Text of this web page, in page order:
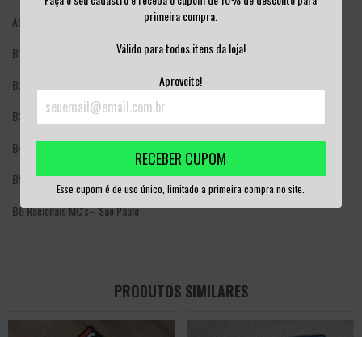
primeira compra.
Válido para todos itens da loja!
Aproveite!
RECEBER CUPOM
Esse cupom é de uso único, limitado a primeira compra no site.
A5
O Trem (Versão Alternativa)
B1
Eu Pixava Sim
B2
Tejo Damasceno* Ft Rica Amabis–Belas Artes
B3
Funcao Rhk–Silêncio da Madruga
B4
B5
RZO–A Folha Voa
B6Racionais MC's–São Paulo
PRODUTOS SIMILARES